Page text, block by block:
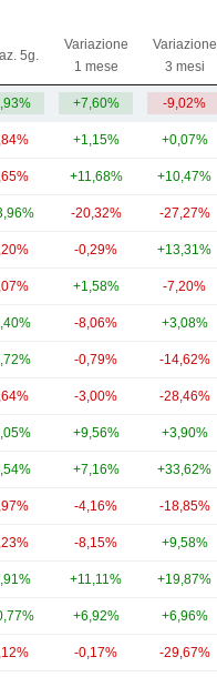
5g.
Variazione
1 mese
Variazione
3 mesi
+7,60% -9,02%
+1,15% +0,07%
+11,68% +10,47%
-20,32% -27,27%
-0,29% +13,31%
+1,58% -7,20%
-8,06% +3,08%
-0,79% -14,62%
-3,00% -28,46%
+9,56% +3,90%
+7,16% +33,62%
-4,16% -18,85%
-8,15% +9,58%
+11,11% +19,87%
+6,92% +6,96%
-0,17% -29,67%